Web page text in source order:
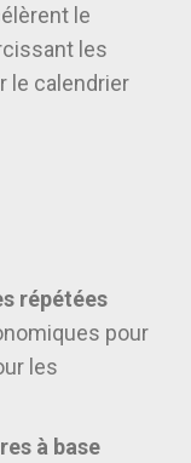
le
les
le calendrier
répétées
pour
les
à base